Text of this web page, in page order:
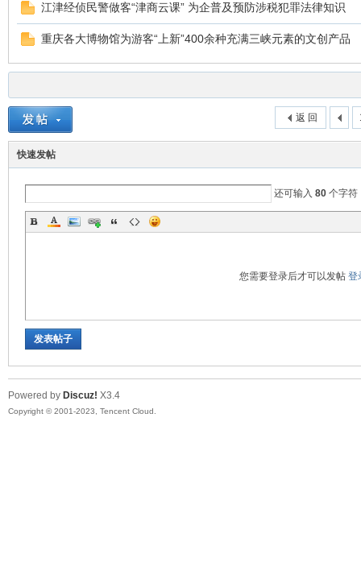
江津经侦民警做客“津商云课” 为企普及预防涉税犯罪法律知识
重庆各大博物馆为游客“上新”400余种充满三峡元素的文创产品
返 回
快速发帖
还可输入 80个字符
您需要登录后才可以发帖 登
发表帖子
Powered by Discuz! X3.4
Copyright © 2001-2023, Tencent Cloud.